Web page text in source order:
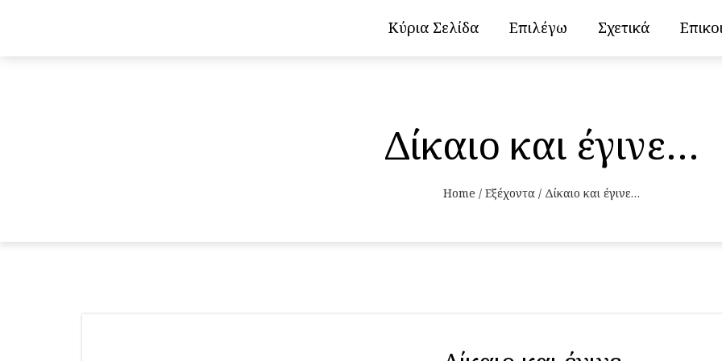
Κύρια Σελίδα Επιλέγω Σχετικά
Δίκαιο και έγινε…
Home / Εξέχοντα / Δίκαιο και έγινε…